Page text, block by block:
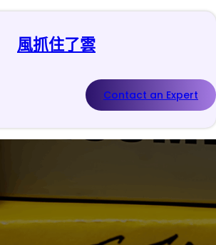
風抓住了雲
Contact an Expert